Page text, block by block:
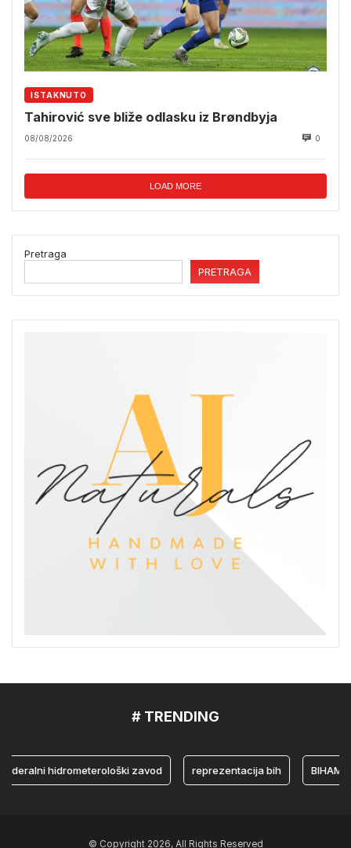
ISTAKNUTO
Tahirović sve bliže odlasku iz Brøndbyja
08/08/2026 0
LOAD MORE
Pretraga
PRETRAGA
# TRENDING
hidrometerološki zavod reprezentacija bih BIHAMK
© Copyright 2026, All Rights Reserved